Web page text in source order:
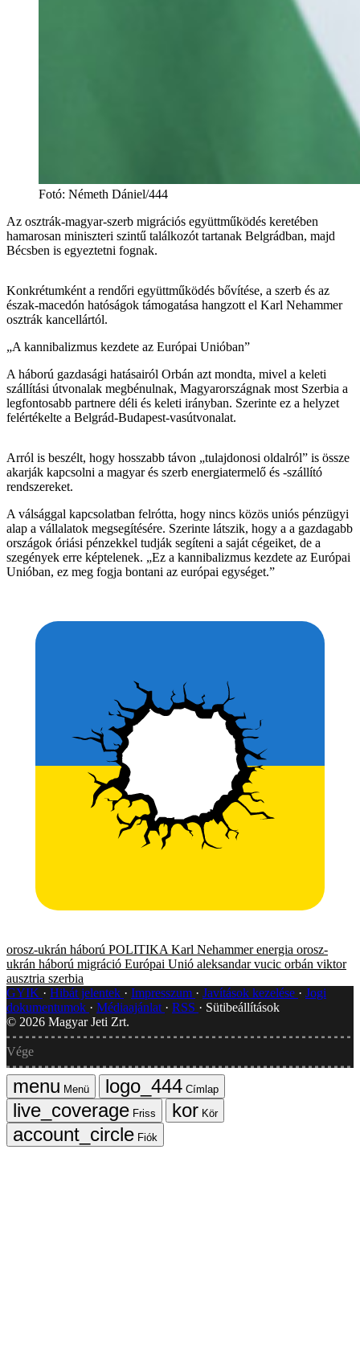
Fotó: Németh Dániel/444
Az osztrák-magyar-szerb migrációs együttműködés keretében
hamarosan miniszteri szintű találkozót tartanak Belgrádban, majd
Bécsben is egyeztetni fognak.
Konkrétumként a rendőri együttműködés bővítése, a szerb és az
észak-macedón hatóságok támogatása hangzott el Karl Nehammer
osztrák kancellártól.
„A kannibalizmus kezdete az Európai Unióban”
A háború gazdasági hatásairól Orbán azt mondta, mivel a keleti
szállítási útvonalak megbénulnak, Magyarországnak most Szerbia a
legfontosabb partnere déli és keleti irányban. Szerinte ez a helyzet
felértékelte a Belgrád-Budapest-vasútvonalat.
Arról is beszélt, hogy hosszabb távon „tulajdonosi oldalról” is össze
akarják kapcsolni a magyar és szerb energiatermelő és -szállító
rendszereket.
A válsággal kapcsolatban felrótta, hogy nincs közös uniós pénzügyi
alap a vállalatok megsegítésére. Szerinte látszik, hogy a a gazdagabb
országok óriási pénzekkel tudják segíteni a saját cégeiket, de a
szegények erre képtelenek. „Ez a kannibalizmus kezdete az Európai
Unióban, ez meg fogja bontani az európai egységet.”
orosz-ukrán háború POLITIKA Karl Nehammer energia orosz-
ukrán háború migráció Európai Unió aleksandar vucic orbán viktor
ausztria szerbia
GYIK
Hibát jelentek Impresszum Javítások kezelése
Jogi
dokumentumok
Médiaajánlat RSS
Sütibeállítások
© 2026 Magyar Jeti Zrt.
Vége
Menü
Címlap
Friss
Kör
Fiók